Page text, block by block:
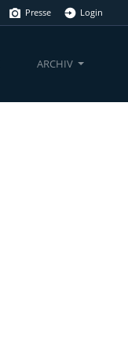
Presse Login
ARCHIV